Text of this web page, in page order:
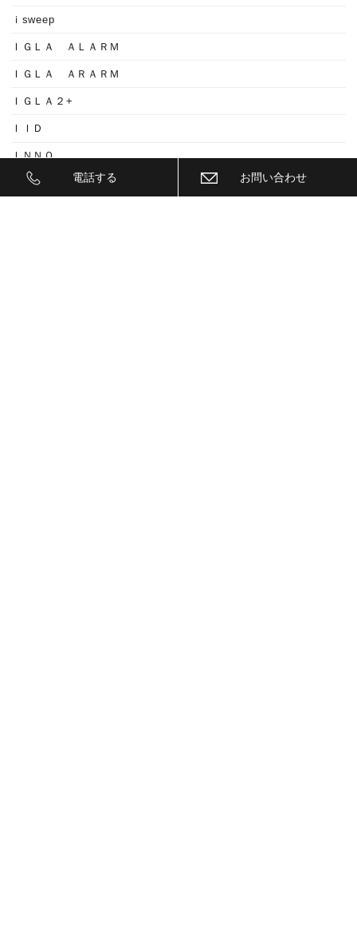
ｉsweep
ＩＧＬＡ ＡＬＡＲＭ
ＩＧＬＡ ＡＲＡＲＭ
ＩＧＬＡ２+
ＩＩＤ
ＩＮＮＯ
ｉｓｗｅｅｐ(IS1500)
電話する お問い合わせ